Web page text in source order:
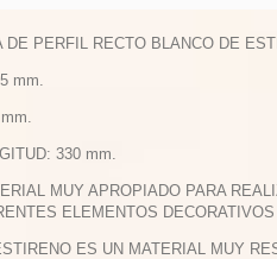
DE PERFIL RECTO BLANCO DE
mm.
330 mm.
MUY APROPIADO PARA
ELEMENTOS
ES UN MATERIAL MUY